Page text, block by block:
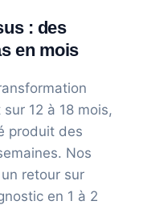
: des
en mois
12 à 18 mois,
produit des
Nos
retour sur
en 1 à 2